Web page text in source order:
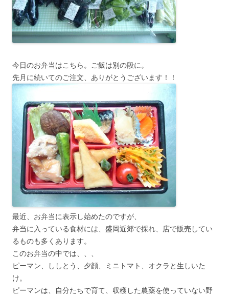
今日のお弁当はこちら。ご飯は別の段に。
先月に続いてのご注文、ありがとうございます！！
最近、お弁当に表示し始めたのですが、
弁当に入っている食材には、盛岡近郊で採れ、店で販売してい
るものも多くあります。
このお弁当の中では、、、
ピーマン、ししとう、夕顔、ミニトマト、オクラと生しいた
け。
ピーマンは、自分たちで育て、収穫した農薬を使っていない野